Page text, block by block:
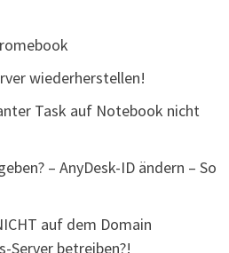
wiederherstellen!
Task auf Notebook nicht
– AnyDesk-ID ändern – So
auf dem Domain
Server betreiben?!